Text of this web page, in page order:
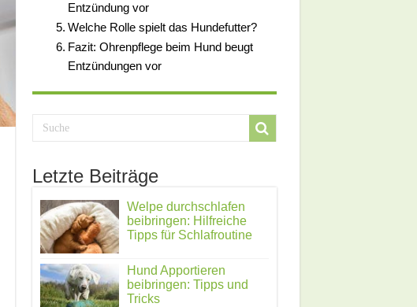
Entzündung vor
Welche Rolle spielt das Hundefutter?
Fazit: Ohrenpflege beim Hund beugt
Entzündungen vor
Letzte Beiträge
Welpe durchschlafen
beibringen: Hilfreiche
Tipps für Schlafroutine
Hund Apportieren
beibringen: Tipps und
Tricks